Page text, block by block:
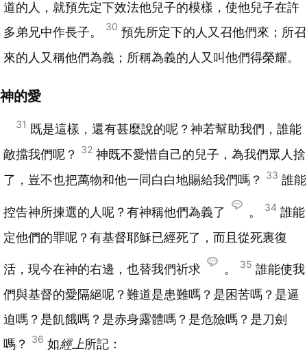
道的人，就預先定下效法他兒子的模樣，使他兒子在許
多弟兄中作長子。
30 預先所定下的人又召他們來；所召
來的人又稱他們為義；所稱為義的人又叫他們得榮耀。
神的愛
31 既是這樣，還有甚麼說的呢？神若幫助我們，誰能
敵擋我們呢？
32 神既不愛惜自己的兒子，為我們眾人捨
了，豈不也把萬物和他一同白白地賜給我們嗎？
33 誰能
控告神所揀選的人呢？有神稱他們為義了 。 34 誰能
定他們的罪呢？有基督耶穌已經死了，而且從死裏復
活，現今在神的右邊，也替我們祈求 。 35 誰能使我
們與基督的愛隔絕呢？難道是患難嗎？是困苦嗎？是逼
迫嗎？是飢餓嗎？是赤身露體嗎？是危險嗎？是刀劍
嗎？
36 如經上所記：